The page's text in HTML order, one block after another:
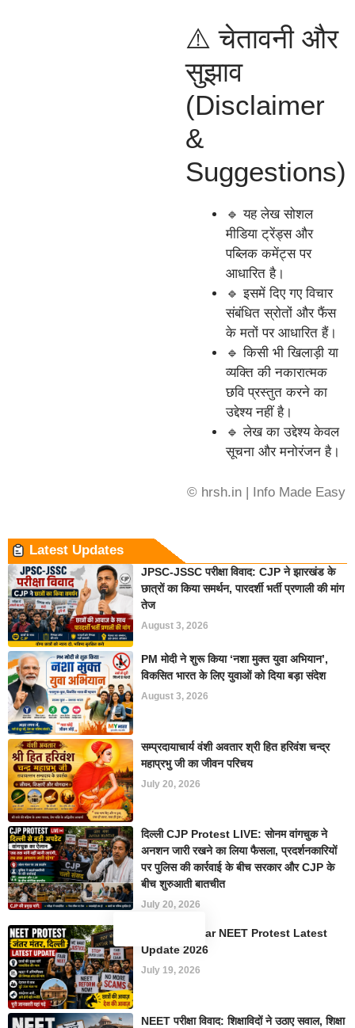
⚠️ चेतावनी और
सुझाव
(Disclaimer
&
Suggestions)
🔹 यह लेख सोशल
मीडिया ट्रेंड्स और
पब्लिक कमेंट्स पर
आधारित है।
🔹 इसमें दिए गए विचार
संबंधित स्रोतों और फैंस
के मतों पर आधारित हैं।
🔹 किसी भी खिलाड़ी या
व्यक्ति की नकारात्मक
छवि प्रस्तुत करने का
उद्देश्य नहीं है।
🔹 लेख का उद्देश्य केवल
सूचना और मनोरंजन है।
© hrsh.in | Info Made Easy
Latest Updates
JPSC-JSSC परीक्षा विवाद: CJP ने झारखंड के
छात्रों का किया समर्थन, पारदर्शी भर्ती प्रणाली की मांग
तेज
August 3, 2026
PM मोदी ने शुरू किया ‘नशा मुक्त युवा अभियान’,
विकसित भारत के लिए युवाओं को दिया बड़ा संदेश
August 3, 2026
सम्प्रदायाचार्य वंशी अवतार श्री हित हरिवंश चन्द्र
महाप्रभु जी का जीवन परिचय
July 20, 2026
दिल्ली CJP Protest LIVE: सोनम वांगचुक ने
अनशन जारी रखने का लिया फैसला, प्रदर्शनकारियों
पर पुलिस की कार्रवाई के बीच सरकार और CJP के
बीच शुरुआती बातचीत
July 20, 2026
Jantar Mantar NEET Protest Latest
Update 2026
July 19, 2026
NEET परीक्षा विवाद: शिक्षाविदों ने उठाए सवाल, शिक्षा